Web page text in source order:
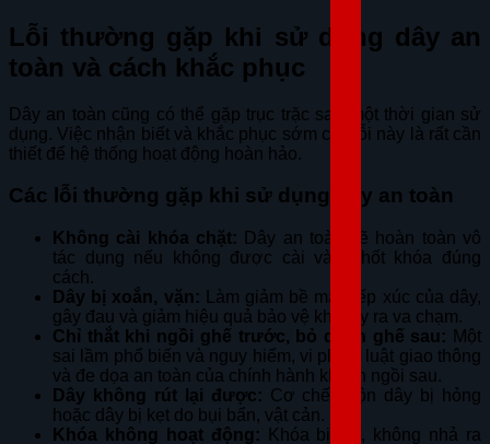
Lỗi thường gặp khi sử dụng dây an
toàn và cách khắc phục
Dây an toàn cũng có thể gặp trục trặc sau một thời gian sử
dụng. Việc nhận biết và khắc phục sớm các lỗi này là rất cần
thiết để hệ thống hoạt động hoàn hảo.
Các lỗi thường gặp khi sử dụng dây an toàn
Không cài khóa chặt: Dây an toàn sẽ hoàn toàn vô
tác dụng nếu không được cài vào chốt khóa đúng
cách.
Dây bị xoắn, vặn: Làm giảm bề mặt tiếp xúc của dây,
gây đau và giảm hiệu quả bảo vệ khi xảy ra va chạm.
Chỉ thắt khi ngồi ghế trước, bỏ quên ghế sau: Một
sai lầm phổ biến và nguy hiểm, vi phạm luật giao thông
và đe dọa an toàn của chính hành khách ngồi sau.
Dây không rút lại được: Cơ chế cuộn dây bị hỏng
hoặc dây bị kẹt do bụi bẩn, vật cản.
Khóa không hoạt động: Khóa bị kẹt, không nhả ra